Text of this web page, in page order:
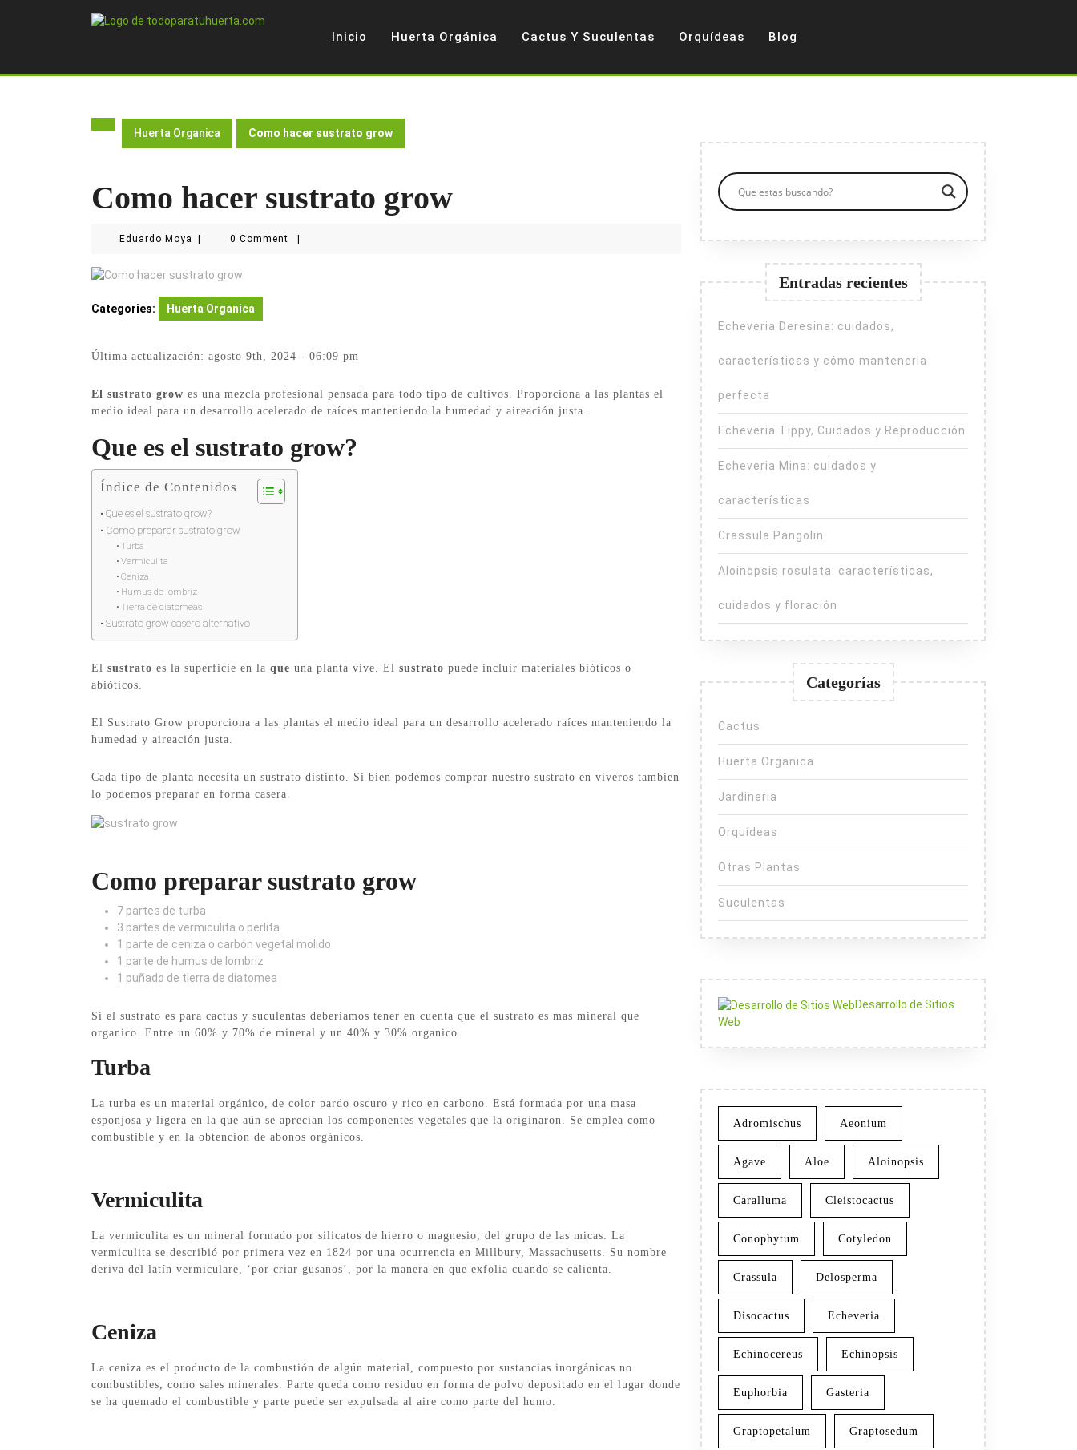
Inicio Huerta Orgánica Cactus Y Suculentas Orquídeas Blog
Huerta Organica Como hacer sustrato grow
Como hacer sustrato grow
Eduardo Moya Eduardo0 Comment
Categories: Huerta Organica
Última actualización: agosto 9th, 2024 - 06:09 pm
El sustrato grow es una mezcla profesional pensada para todo tipo de cultivos. Proporciona a las plantas el
medio ideal para un desarrollo acelerado de raíces manteniendo la humedad y aireación justa.
Que es el sustrato grow?
Índice de Contenidos
Que es el sustrato grow?
Como preparar sustrato grow
Turba
Vermiculita
Ceniza
Humus de lombriz
Tierra de diatomeas
Sustrato grow casero alternativo
El sustrato es la superficie en la que una planta vive. El sustrato puede incluir materiales bióticos o
abióticos.
El Sustrato Grow proporciona a las plantas el medio ideal para un desarrollo acelerado raíces manteniendo la
humedad y aireación justa.
Cada tipo de planta necesita un sustrato distinto. Si bien podemos comprar nuestro sustrato en viveros tambien
lo podemos preparar en forma casera.
Como preparar sustrato grow
7 partes de turba
3 partes de vermiculita o perlita
1 parte de ceniza o carbón vegetal molido
1 parte de humus de lombriz
1 puñado de tierra de diatomea
Si el sustrato es para cactus y suculentas deberiamos tener en cuenta que el sustrato es mas mineral que
organico. Entre un 60% y 70% de mineral y un 40% y 30% organico.
Turba
La turba es un material orgánico, de color pardo oscuro y rico en carbono.​​ Está formada por una masa
esponjosa y ligera en la que aún se aprecian los componentes vegetales que la originaron. Se emplea como
combustible y en la obtención de abonos orgánicos.
Vermiculita
La vermiculita es un mineral formado por silicatos de hierro o magnesio, del grupo de las micas. La
vermiculita se describió por primera vez en 1824 por una ocurrencia en Millbury, Massachusetts. Su nombre
deriva del latín vermiculare, ‘por criar gusanos’, por la manera en que exfolia cuando se calienta.
Ceniza
La ceniza es el producto de la combustión de algún material, compuesto por sustancias inorgánicas no
combustibles, como sales minerales. Parte queda como residuo en forma de polvo depositado en el lugar donde
se ha quemado el combustible y parte puede ser expulsada al aire como parte del humo.
Entradas recientes
Echeveria Deresina: cuidados,
características y cómo mantenerla
perfecta
Echeveria Tippy, Cuidados y Reproducción
Echeveria Mina: cuidados y
características
Crassula Pangolin
Aloinopsis rosulata: características,
cuidados y floración
Categorías
Cactus
Huerta Organica
Jardineria
Orquídeas
Otras Plantas
Suculentas
Desarrollo de Sitios
Web
Adromischus Aeonium
Agave Aloe Aloinopsis
Caralluma Cleistocactus
Conophytum Cotyledon
Crassula Delosperma
Disocactus Echeveria
Echinocereus Echinopsis
Euphorbia Gasteria
Graptopetalum Graptosedum